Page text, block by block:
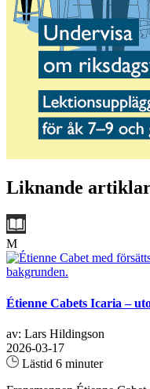
Liknande
M
Étienne Cabets Icaria –
av: Lars Hildingson
2026-03-17
Lästid 6 minuter